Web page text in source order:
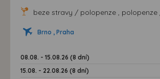
beze stravy / polopenze ,
Brno , Praha
08.08. - 15.08.26 (8 dní)
15.08. - 22.08.26 (8 dní)